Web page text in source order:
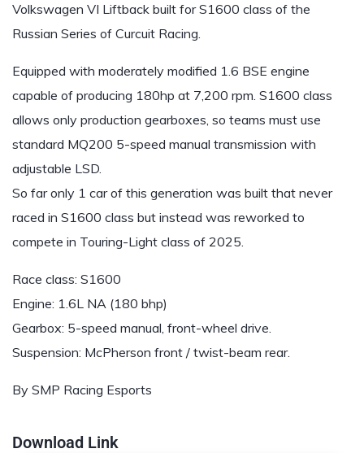
Volkswagen VI Liftback built for S1600 class of the
Russian Series of Curcuit Racing.
Equipped with moderately modified 1.6 BSE engine
capable of producing 180hp at 7,200 rpm. S1600 class
allows only production gearboxes, so teams must use
standard MQ200 5-speed manual transmission with
adjustable LSD.
So far only 1 car of this generation was built that never
raced in S1600 class but instead was reworked to
compete in Touring-Light class of 2025.
Race class: S1600
Engine: 1.6L NA (180 bhp)
Gearbox: 5-speed manual, front-wheel drive.
Suspension: McPherson front / twist-beam rear.
By SMP Racing Esports
Download Link